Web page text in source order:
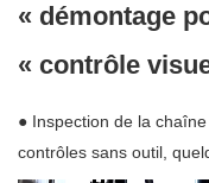
« démontage
« contrôle
● Inspection de la
contrôles sans outil,